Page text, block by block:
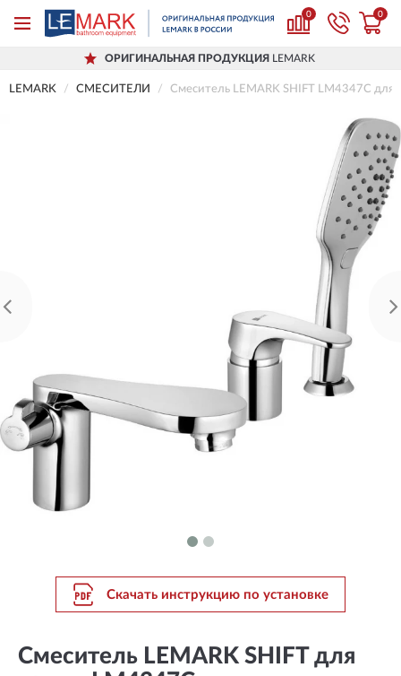
0 0
ОРИГИНАЛЬНАЯ ПРОДУКЦИЯ LEMARK
LEMARK СМЕСИТЕЛИ Смеситель LEMARK SHIFT LM4347C для
Скачать инструкцию по установке
Смеситель LEMARK SHIFT для